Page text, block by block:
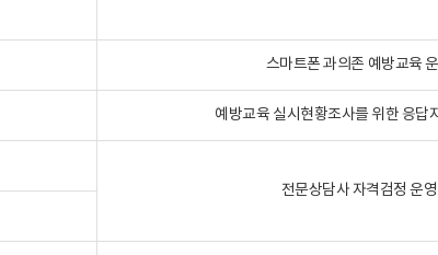
스마트폰 과의존 예방교육
예방교육 실시현황조사를 위한 응답
전문상담사 자격검정 운영